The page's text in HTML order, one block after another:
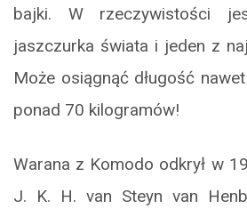
bajki. W rzeczywistości
jaszczurka świata i jeden z
Może osiągnąć długość
ponad 70 kilogramów!
Warana z Komodo odkrył w
J. K. H. van Steyn van